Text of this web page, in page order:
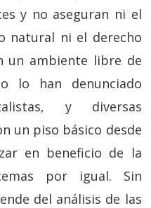
y no aseguran ni el
natural ni el derecho
un ambiente libre de
lo han denunciado
y diversas
un piso básico desde
en beneficio de la
por igual. Sin
del análisis de las